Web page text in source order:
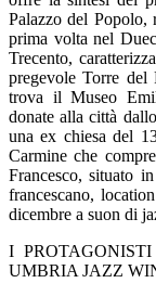
Palazzo del Popolo,
prima volta nel
Trecento,
pregevole Torre del
trova il Museo
donate alla città
una ex chiesa del
Carmine che
Francesco, situato
francescano,
dicembre a suon di
I
UMBRIA JAZZ